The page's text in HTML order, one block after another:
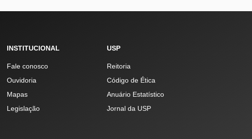
INSTITUCIONAL
Fale conosco
Ouvidoria
Mapas
Legislação
USP
Reitoria
Código de Ética
Anuário Estatístico
Jornal da USP